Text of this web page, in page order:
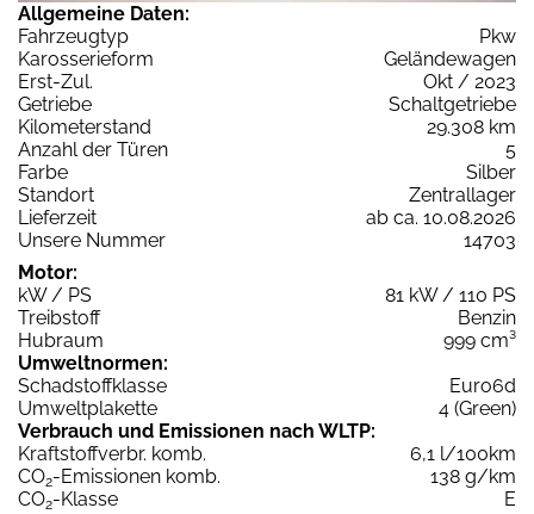
Allgemeine Daten:
Fahrzeugtyp
Pkw
Karosserieform
Geländewagen
Erst-Zul.
Okt / 2023
Getriebe
Schaltgetriebe
Kilometerstand
29.308 km
Anzahl der Türen
5
Farbe
Silber
Standort
Zentrallager
Lieferzeit
ab ca. 10.08.2026
Unsere Nummer
14703
Motor:
kW / PS
81 kW / 110 PS
Treibstoff
Benzin
Hubraum
999 cm³
Umweltnormen:
Schadstoffklasse
Euro6d
Umweltplakette
4 (Green)
Verbrauch und Emissionen nach WLTP:
Kraftstoffverbr. komb.
6,1 l/100km
CO2-Emissionen komb.
138 g/km
CO2-Klasse
E